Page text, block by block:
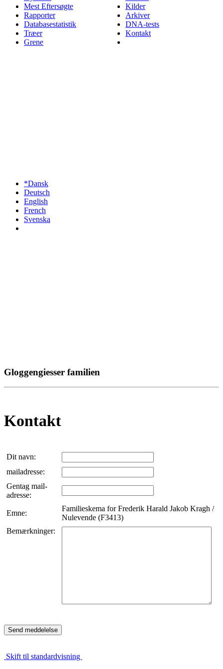
Mest Eftersøgte
Rapporter
Databasestatistik
Træer
Grene
Kilder
Arkiver
DNA-tests
Kontakt
*Dansk
Deutsch
English
French
Svenska
Gloggengiesser familien
Kontakt
Dit navn:
mailadresse:
Gentag mail-
adresse:
Emne:
Familieskema for Frederik Harald Jakob Kragh /
Nulevende (F3413)
Bemærkninger:
Skift til standardvisning